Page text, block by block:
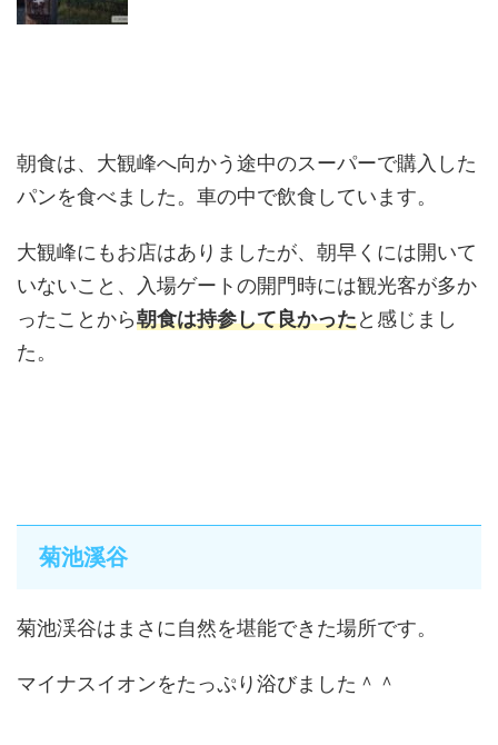
朝食は、大観峰へ向かう途中のスーパーで購入した
パンを食べました。車の中で飲食しています。
大観峰にもお店はありましたが、朝早くには開いて
いないこと、入場ゲートの開門時には観光客が多か
ったことから朝食は持参して良かったと感じまし
た。
菊池溪谷
菊池渓谷はまさに自然を堪能できた場所です。
マイナスイオンをたっぷり浴びました＾＾